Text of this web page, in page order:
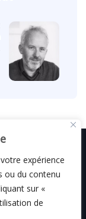
expérience
ou du contenu
sur «
de